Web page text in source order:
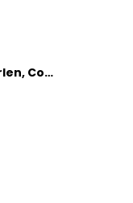
10–50 Stück Quetschperlen, Cove-Verschlüsse, Kordel-Endkappen, Schnurband, Lederclip, Foldover-Verbinder, Zubehör für DIY-Schmuckteile, KC Gold, 25 mm